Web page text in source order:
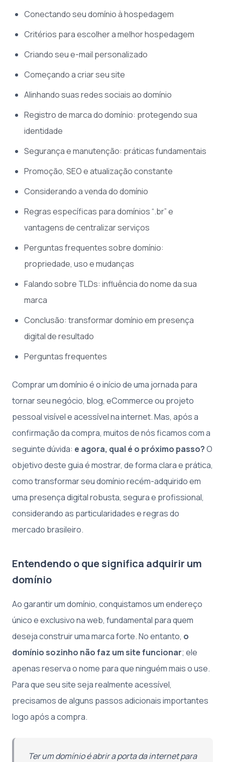
Conectando seu domínio à hospedagem
Critérios para escolher a melhor hospedagem
Criando seu e-mail personalizado
Começando a criar seu site
Alinhando suas redes sociais ao domínio
Registro de marca do domínio: protegendo sua
identidade
Segurança e manutenção: práticas fundamentais
Promoção, SEO e atualização constante
Considerando a venda do domínio
Regras específicas para domínios “.br” e
vantagens de centralizar serviços
Perguntas frequentes sobre domínio:
propriedade, uso e mudanças
Falando sobre TLDs: influência do nome da sua
marca
Conclusão: transformar domínio em presença
digital de resultado
Perguntas frequentes
Comprar um domínio é o início de uma jornada para
tornar seu negócio, blog, eCommerce ou projeto
pessoal visível e acessível na internet. Mas, após a
confirmação da compra, muitos de nós ficamos com a
seguinte dúvida: e agora, qual é o próximo passo?O
objetivo deste guia é mostrar, de forma clara e prática,
como transformar seu domínio recém-adquirido em
uma presença digital robusta, segura e profissional,
considerando as particularidades e regras do
mercado brasileiro.
Entendendo o que significa adquirir um
domínio
Ao garantir um domínio, conquistamos um endereço
único e exclusivo na web, fundamental para quem
deseja construir uma marca forte. No entanto, o
domínio sozinho não faz um site funcionar; ele
apenas reserva o nome para que ninguém mais o use.
Para que seu site seja realmente acessível,
precisamos de alguns passos adicionais importantes
logo após a compra.
Ter um domínio é abrir a porta da internet para